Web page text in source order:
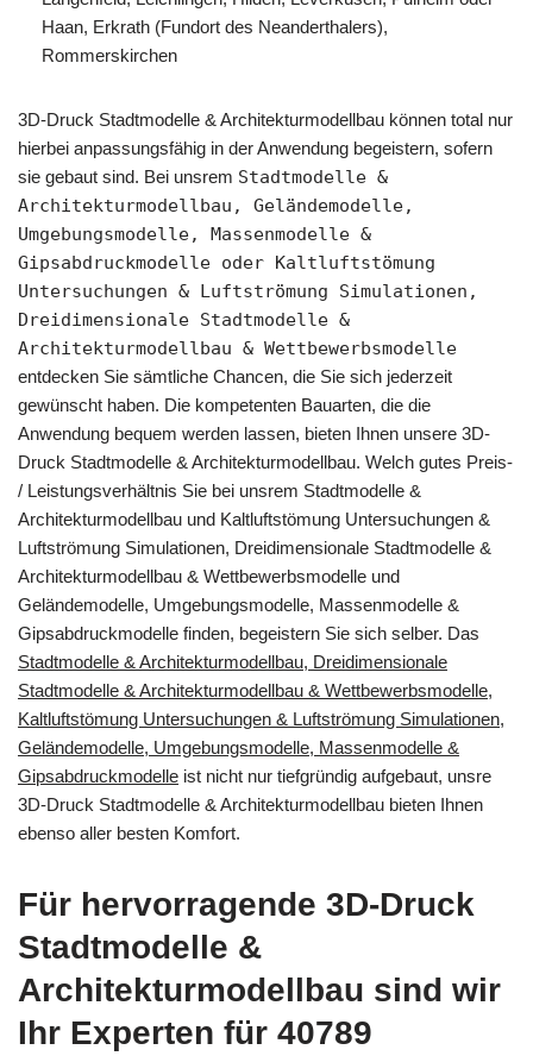
Haan, Erkrath (Fundort des Neanderthalers),
Rommerskirchen
3D-Druck Stadtmodelle & Architekturmodellbau können total nur
hierbei anpassungsfähig in der Anwendung begeistern, sofern
sie gebaut sind. Bei unsrem Stadtmodelle &
Architekturmodellbau, Geländemodelle,
Umgebungsmodelle, Massenmodelle &
Gipsabdruckmodelle oder Kaltluftstömung
Untersuchungen & Luftströmung Simulationen,
Dreidimensionale Stadtmodelle &
Architekturmodellbau & Wettbewerbsmodelle
entdecken Sie sämtliche Chancen, die Sie sich jederzeit
gewünscht haben. Die kompetenten Bauarten, die die
Anwendung bequem werden lassen, bieten Ihnen unsere 3D-
Druck Stadtmodelle & Architekturmodellbau. Welch gutes Preis-
/ Leistungsverhältnis Sie bei unsrem Stadtmodelle &
Architekturmodellbau und Kaltluftstömung Untersuchungen &
Luftströmung Simulationen, Dreidimensionale Stadtmodelle &
Architekturmodellbau & Wettbewerbsmodelle und
Geländemodelle, Umgebungsmodelle, Massenmodelle &
Gipsabdruckmodelle finden, begeistern Sie sich selber. Das
Stadtmodelle & Architekturmodellbau, Dreidimensionale
Stadtmodelle & Architekturmodellbau & Wettbewerbsmodelle,
Kaltluftstömung Untersuchungen & Luftströmung Simulationen,
Geländemodelle, Umgebungsmodelle, Massenmodelle &
Gipsabdruckmodelle ist nicht nur tiefgründig aufgebaut, unsre
3D-Druck Stadtmodelle & Architekturmodellbau bieten Ihnen
ebenso aller besten Komfort.
Für hervorragende 3D-Druck
Stadtmodelle &
Architekturmodellbau sind wir
Ihr Experten für 40789